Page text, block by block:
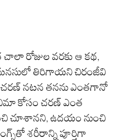
రోజుల వరకు ఆ కథ,
మనసులో తిరిగాయని చిరంజీవి
నటన తనను ఎంతగానో
కోసం చరణ్ ఎంత
చూశానని, ఉదయం నుంచి
శరీరాన్ని పూర్తిగా